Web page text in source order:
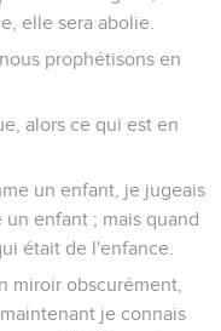
elle sera abolie.
prophétisons en
alors ce qui est en
un enfant, je jugeais
enfant ; mais quand
était de l'enfance.
miroir obscurément,
je connais